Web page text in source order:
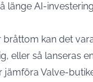
länge AI-
bråttom kan det
eller så lanseras
jämföra Valve-